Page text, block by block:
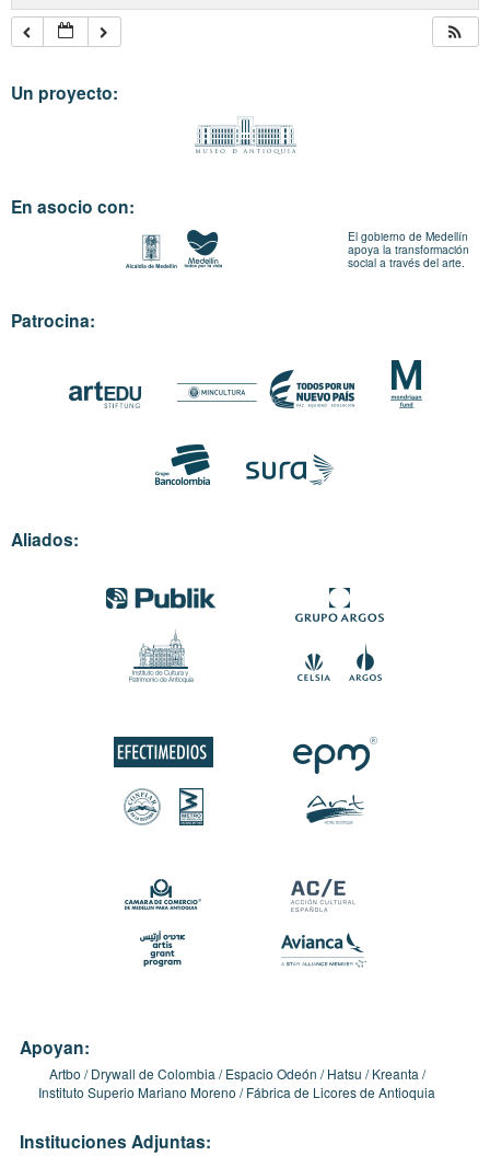
Un proyecto:
En asocio con:
El gobierno de Medellín
apoya la transformación
social a través del arte.
Patrocina:
Aliados:
Apoyan:
Artbo Drywall de Colombia Espacio Odeón Hatsu
Kreanta
Instituto Superio Mariano Moreno
Fábrica de Licores de Antioquia
Instituciones Adjuntas: